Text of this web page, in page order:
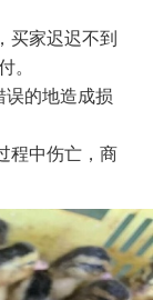
买家迟迟不到
。
误的地造成损
程中伤亡，商